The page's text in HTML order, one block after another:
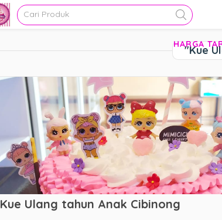
HARGA
"Kue
Kue Ulang tahun Anak Cibinong